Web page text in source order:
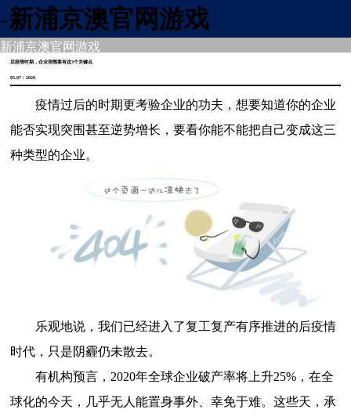
-新浦京澳官网游戏
新浦京澳官网游戏
后疫情时期，企业突围要有这3个关键点
05.07 / 2020
疫情过后的时期更考验企业的功夫，想要知道你的企业
能否实现突围甚至逆势增长，要看你能不能把自己变成这三
种类型的企业。
乐观地说，我们已经进入了复工复产有序推进的后疫情
时代，只是阴霾仍未散去。
有机构预言，2020年全球企业破产率将上升25%，在全
球化的今天，几乎无人能置身事外、幸免于难。这些天，承